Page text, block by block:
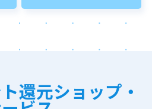
還元ショップ・